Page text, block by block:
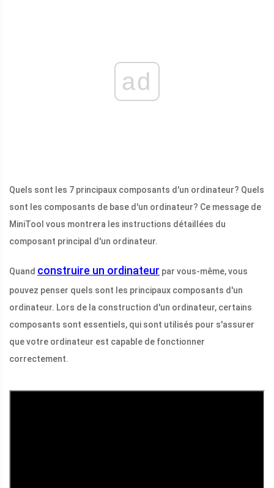
ad
Quels sont les 7 principaux composants d'un ordinateur? Quels
sont les composants de base d'un ordinateur? Ce message de
MiniTool vous montrera les instructions détaillées du
composant principal d'un ordinateur.
Quand construire un ordinateur par vous-même, vous
pouvez penser quels sont les principaux composants d'un
ordinateur. Lors de la construction d'un ordinateur, certains
composants sont essentiels, qui sont utilisés pour s'assurer
que votre ordinateur est capable de fonctionner
correctement.